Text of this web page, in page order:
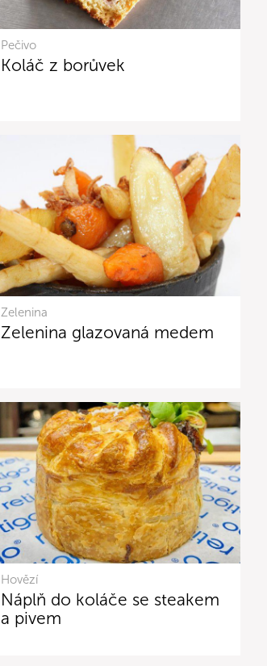
Pečivo
Koláč z borůvek
Zelenina
Zelenina glazovaná medem
Hovězí
Náplň do koláče se steakem
a pivem